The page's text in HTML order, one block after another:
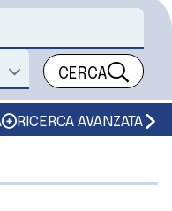
CERCA
RICERCA AVANZATA